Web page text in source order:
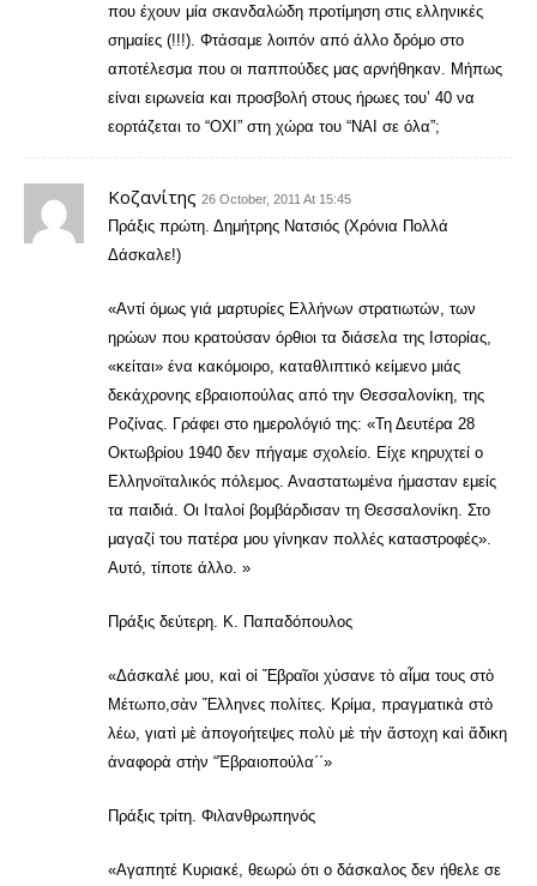
που έχουν μία σκανδαλώδη προτίμηση στις ελληνικές
σημαίες (!!!). Φτάσαμε λοιπόν από άλλο δρόμο στο
αποτέλεσμα που οι παππούδες μας αρνήθηκαν. Μήπως
είναι ειρωνεία και προσβολή στους ήρωες του’ 40 να
εορτάζεται το “ΟΧΙ” στη χώρα του “ΝΑΙ σε όλα”;
Κοζανίτης 26 October, 2011 At 15:45
Πράξις πρώτη. Δημήτρης Νατσιός (Χρόνια Πολλά
Δάσκαλε!)
«Αντί όμως γιά μαρτυρίες Ελλήνων στρατιωτών, των
ηρώων που κρατούσαν όρθιοι τα διάσελα της Ιστορίας,
«κείται» ένα κακόμοιρο, καταθλιπτικό κείμενο μιάς
δεκάχρονης εβραιοπούλας από την Θεσσαλονίκη, της
Ροζίνας. Γράφει στο ημερολόγιό της: «Τη Δευτέρα 28
Οκτωβρίου 1940 δεν πήγαμε σχολείο. Είχε κηρυχτεί ο
Ελληνοϊταλικός πόλεμος. Αναστατωμένα ήμασταν εμείς
τα παιδιά. Οι Ιταλοί βομβάρδισαν τη Θεσσαλονίκη. Στο
μαγαζί του πατέρα μου γίνηκαν πολλές καταστροφές».
Αυτό, τίποτε άλλο. »
Πράξις δεύτερη. Κ. Παπαδόπουλος
«Δάσκαλέ μου, καὶ οἱ Ἔβραῖοι χύσανε τὸ αἶμα τους στὸ
Μέτωπο,σὰν Ἕλληνες πολίτες. Κρίμα, πραγματικὰ στὸ
λέω, γιατὶ μὲ ἀπογοήτεψες πολὺ μὲ τὴν ἄστοχη καὶ ἄδικη
ἀναφορὰ στὴν “Ἐβραιοπούλα΄΄»
Πράξις τρίτη. Φιλανθρωπηνός
«Αγαπητέ Κυριακέ, θεωρώ ότι ο δάσκαλος δεν ήθελε σε